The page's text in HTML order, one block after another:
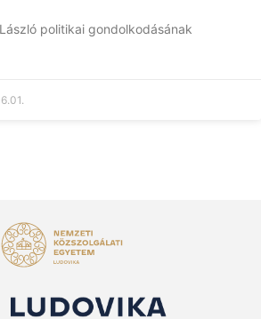
politikai gondolkodásának